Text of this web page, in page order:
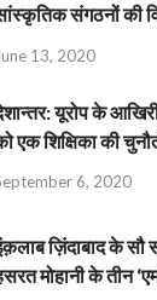
संगठनों की
13, 2020
यूरोप के
एक शिक्षिका की
6, 2020
ज़िंदाबाद के सौ
मोहानी के तीन